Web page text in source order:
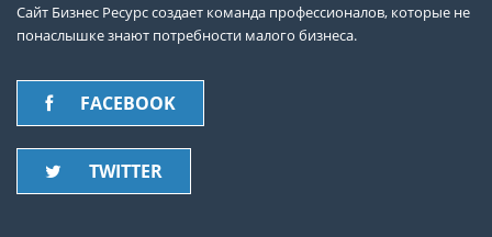
Сайт Бизнес Ресурс создает команда профессионалов, которые не
понаслышке знают потребности малого бизнеса.
FACEBOOK
TWITTER